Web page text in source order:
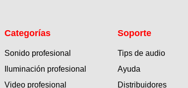
Categorías
Sonido profesional
Iluminación profesional
Video profesional
Soporte
Tips de audio
Ayuda
Distribuidores